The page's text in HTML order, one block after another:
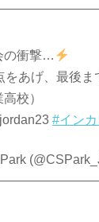
の衝撃…
をあげ、最後
校）
#イン